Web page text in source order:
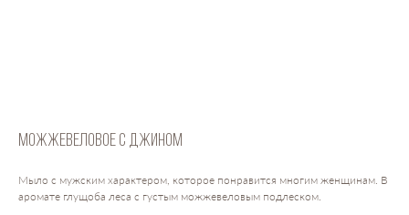
Можжевеловое с джином
Мыло с мужским характером, которое понравится многим женщинам. В
аромате глущоба леса с густым можжевеловым подлеском.